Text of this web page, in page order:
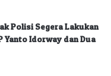
Polisi Segera Lakukan
Yanto Idorway dan Dua